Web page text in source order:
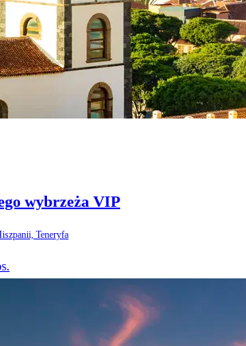
wybrzeża VIP
Teneryfa